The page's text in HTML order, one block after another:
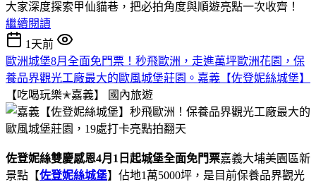
大家深度探索甲仙貓巷，把必拍角度與順遊亮點一次收齊！
繼續閱讀
1天前
歐洲城堡8月全面免門票！秒飛歐洲，走進萬坪歐洲花園，保
養品界觀光工廠最大的歐風城堡莊園。嘉義【佐登妮絲城堡】
【吃喝玩樂✭嘉義】
國內旅遊
佐登妮絲雙慶感恩4月1日起城堡全面免門票嘉義大埔美園區新
景點【佐登妮絲城堡】佔地1萬5000坪，是目前保養品界觀光